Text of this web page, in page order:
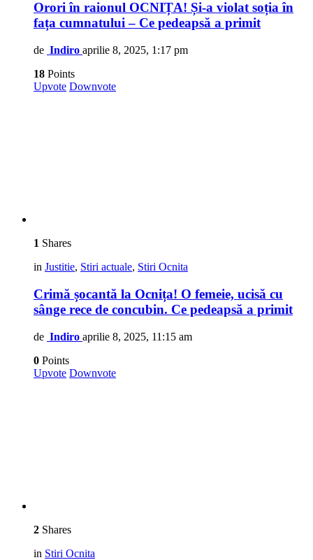
Orori în raionul OCNIȚA! Și-a violat soția în
fața cumnatului – Ce pedeapsă a primit
de Indiro aprilie 8, 2025, 1:17 pm
18 Points
Upvote Downvote
1 Shares
in Justitie, Stiri actuale, Stiri Ocnita
Crimă șocantă la Ocnița! O femeie, ucisă cu
sânge rece de concubin. Ce pedeapsă a primit
de Indiro aprilie 8, 2025, 11:15 am
0 Points
Upvote Downvote
2 Shares
in Stiri Ocnita